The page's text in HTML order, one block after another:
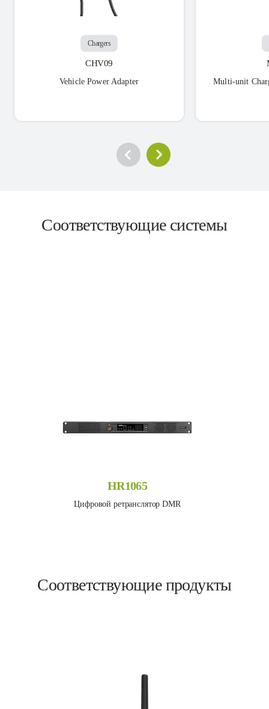
Chargers
CHV09
Vehicle Power Adapter Multi-unit
Соответствующие системы
HR1065
Цифровой ретранслятор DMR
Соответствующие продукты